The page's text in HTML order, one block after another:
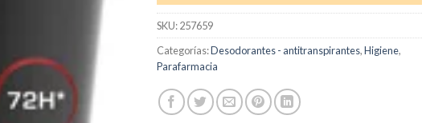
SKU:257659
Categorías:Desodorantes - antitranspirantes,Higiene,
Parafarmacia